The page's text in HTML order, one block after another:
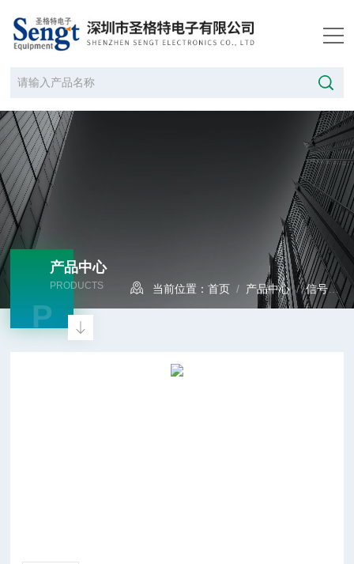
产品中心
PRODUCTS
P
当前位置：首页 / 产品中心/信号发生器